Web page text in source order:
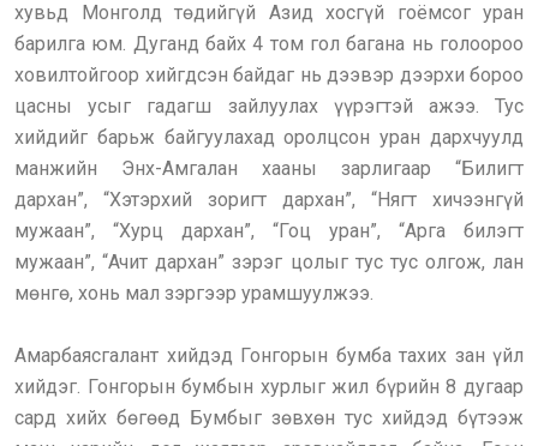
хувьд Монголд төдийгүй Азид хосгүй гоёмсог уран
барилга юм. Дуганд байх 4 том гол багана нь голоороо
ховилтойгоор хийгдсэн байдаг нь дээвэр дээрхи бороо
цасны усыг гадагш зайлуулах үүрэгтэй ажээ. Тус
хийдийг барьж байгуулахад оролцсон уран дархчуулд
манжийн Энх-Амгалан хааны зарлигаар “Билигт
дархан”, “Хэтэрхий зоригт дархан”, “Нягт хичээнгүй
мужаан”, “Хурц дархан”, “Гоц уран”, “Арга билэгт
мужаан”, “Ачит дархан” зэрэг цолыг тус тус олгож, лан
мөнгө, хонь мал зэргээр урамшуулжээ.
Амарбаясгалант хийдэд Гонгорын бумба тахих зан үйл
хийдэг. Гонгорын бумбын хурлыг жил бүрийн 8 дугаар
сард хийх бөгөөд Бумбыг зөвхөн тус хийдэд бүтээж